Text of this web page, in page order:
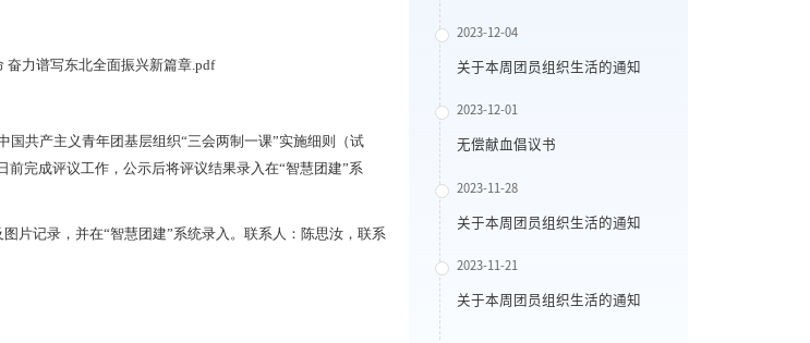
奋力谱写东北全面振兴新篇章.pdf
国共产主义青年团基层组织“三会两制一课”实施细则（试
完成评议工作，公示后将评议结果录入在“智慧团建”系
片记录，并在“智慧团建”系统录入。联系人：陈思汝，联系
2023-12-04
关于本周团员组织生活的通知
2023-12-01
无偿献血倡议书
2023-11-28
关于本周团员组织生活的通知
2023-11-21
关于本周团员组织生活的通知